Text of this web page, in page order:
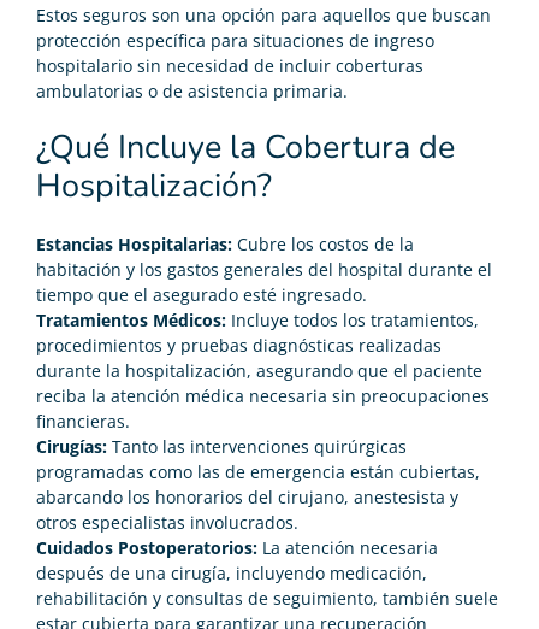
Estos seguros son una opción para aquellos que buscan
protección específica para situaciones de ingreso
hospitalario sin necesidad de incluir coberturas
ambulatorias o de asistencia primaria.
¿Qué Incluye la Cobertura de
Hospitalización?
Estancias Hospitalarias: Cubre los costos de la
habitación y los gastos generales del hospital durante el
tiempo que el asegurado esté ingresado.
Tratamientos Médicos: Incluye todos los tratamientos,
procedimientos y pruebas diagnósticas realizadas
durante la hospitalización, asegurando que el paciente
reciba la atención médica necesaria sin preocupaciones
financieras.
Cirugías: Tanto las intervenciones quirúrgicas
programadas como las de emergencia están cubiertas,
abarcando los honorarios del cirujano, anestesista y
otros especialistas involucrados.
Cuidados Postoperatorios: La atención necesaria
después de una cirugía, incluyendo medicación,
rehabilitación y consultas de seguimiento, también suele
estar cubierta para garantizar una recuperación